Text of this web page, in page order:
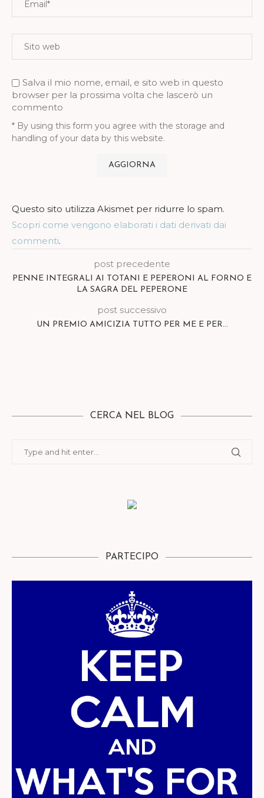
Salva il mio nome, email, e sito web in questo
browser per la prossima volta che lascerò un
commento
* By using this form you agree with the storage and
handling of your data by this website.
Questo sito utilizza Akismet per ridurre lo spam.
Scopri come vengono elaborati i dati derivati dai
commenti.
post precedente
PENNE INTEGRALI AI TOTANI E PEPERONI AL FORNO E
LA SAGRA DEL PEPERONE
post successivo
UN PREMIO AMICIZIA TUTTO PER ME E PER…
CERCA NEL BLOG
PARTECIPO